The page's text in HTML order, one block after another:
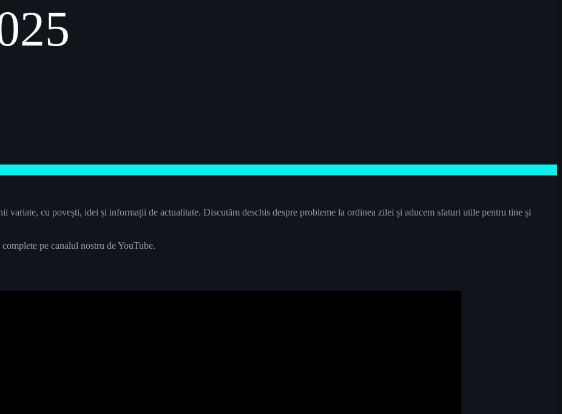
variate, cu povești, idei și informații de actualitate. Discutăm deschis despre probleme la ordinea zilei și aducem sfaturi utile pentru tine și
pe canalul nostru de YouTube.